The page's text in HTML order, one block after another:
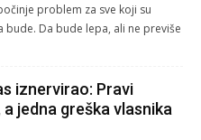
problem za sve koji su
bude. Da bude lepa, ali ne previše
iznervirao: Pravi
jedna greška vlasnika